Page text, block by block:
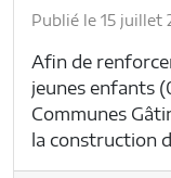
Publié le 15 juillet
Afin de
jeunes enfants
Communes
la construction